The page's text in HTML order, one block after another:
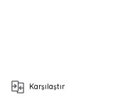
Karşılaştır